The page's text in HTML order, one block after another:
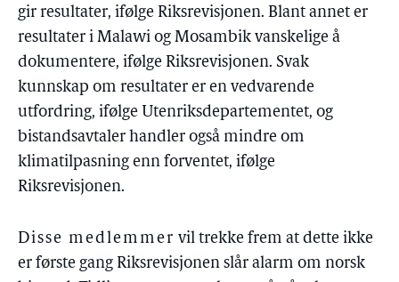
gir resultater, ifølge Riksrevisjonen. Blant annet er
resultater i Malawi og Mosambik vanskelige å
dokumentere, ifølge Riksrevisjonen. Svak
kunnskap om resultater er en vedvarende
utfordring, ifølge Utenriksdepartementet, og
bistandsavtaler handler også mindre om
klimatilpasning enn forventet, ifølge
Riksrevisjonen.
Disse medlemmer vil trekke frem at dette ikke
er første gang Riksrevisjonen slår alarm om norsk